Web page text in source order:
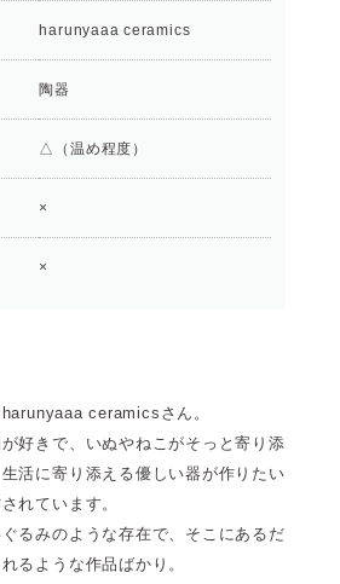
harunyaaa ceramics
陶器
△（温め程度）
×
×
ceramicsさん。
好きで、いぬやねこがそっと寄り添
活に寄り添える優しい器が作りたい
れています。
るみのような存在で、そこにあるだ
るような作品ばかり。